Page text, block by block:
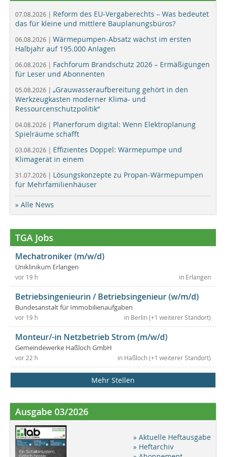
07.08.2026 | Reform des EU-Vergaberechts – Was bedeutet
das für kleine und mittlere Bauplanungsbüros?
06.08.2026 | Wärmepumpen-Absatz wächst im ersten
Halbjahr auf 195.000 Anlagen
06.08.2026 | Fachforum Brandschutz 2026 – Ermäßigungen
für Leser und Abonnenten
05.08.2026 | „Grauwasseraufbereitung gehört in den
Werkzeugkasten moderner Klima- und
Ressourcenschutzpolitik“
04.08.2026 | Planerforum digital: Wenn Elektroplanung
Spielräume schafft
03.08.2026 | Effizientes Doppel: Wärmepumpe und
Klimagerät in einem
31.07.2026 | Lösungskonzepte zu Propan-Wärmepumpen
für Mehrfamilienhäuser
» Alle News
TGA Jobs
Mechatroniker (m/w/d)
Uniklinikum Erlangen
in Erlangen
vor 19 h
Betriebsingenieurin / Betriebsingenieur (w/m/d)
Bundesanstalt für Immobilienaufgaben
in Berlin (+1 weiterer Standort)
vor 19 h
Monteur/-in Netzbetrieb Strom (m/w/d)
Gemeindewerke Haßloch GmbH
in Haßloch (+1 weiterer Standort)
vor 22 h
Mehr Stellen
Ausgabe 03/2026
» Aktuelle Heftausgabe
» Heftarchiv